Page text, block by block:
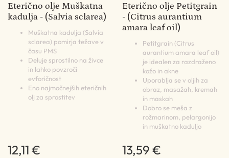
Eterično olje Muškatna
kadulja - (Salvia sclarea)
Muškatna kadulja (Salvia
sclarea) pomirja težave v
času PMS
Deluje sprostilno na živce
in lahko povzroči
evforičnost
Eno najmočnejših eteričnih
olj za sprostitev
12,11 €
Eterično olje Petitgrain
- (Citrus aurantium
amara leaf oil)
Petitgrain (Citrus
aurantium amara leaf oil)
je idealen za razdraženo
kožo in akne
Uporablja se v oljih za
obraz, masažah, kremah
in maskah
Dobro se meša z
rožmarinom, pelargonijo
in muškatno kaduljo
13,59 €